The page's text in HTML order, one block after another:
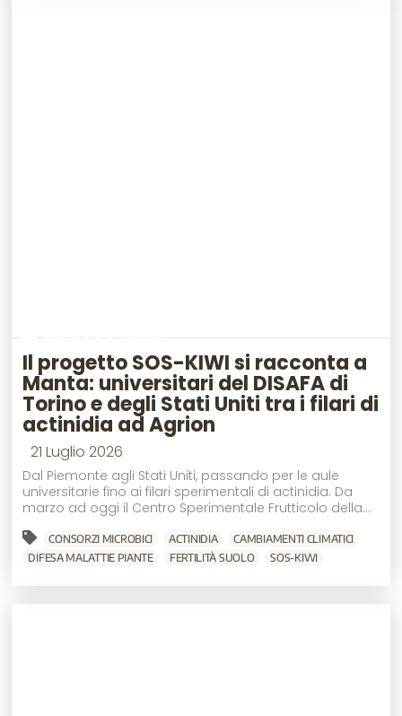
Dal suolo al campo
Il progetto SOS-KIWI si racconta a
Manta: universitari del DISAFA di
Torino e degli Stati Uniti tra i filari di
actinidia ad Agrion
21 Luglio 2026
Dal Piemonte agli Stati Uniti, passando per le aule
universitarie fino ai filari sperimentali di actinidia. Da
marzo ad oggi il Centro Sperimentale Frutticolo della...
CONSORZI MICROBICI ACTINIDIA
CAMBIAMENTI CLIMATICI
DIFESA MALATTIE PIANTE
FERTILITÀ SUOLO SOS-KIWI